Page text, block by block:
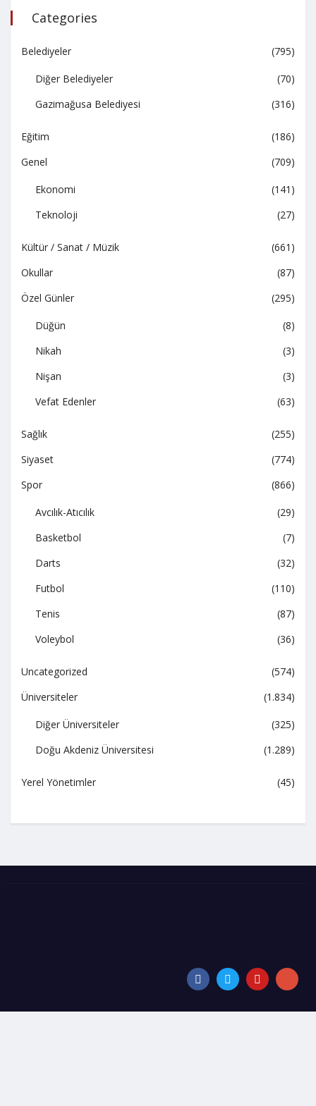
Categories
Belediyeler (795)
Diğer Belediyeler
(70)
Gazimağusa Belediyesi
(316)
Eğitim
(186)
Genel
(709)
Ekonomi
(141)
Teknoloji
(27)
Kültür / Sanat / Müzik
(661)
Okullar
(87)
Özel Günler
(295)
Düğün
(8)
Nikah
(3)
Nişan
(3)
Vefat Edenler
(63)
Sağlık
(255)
Siyaset
(774)
Spor
(866)
Avcılık-Atıcılık
(29)
Basketbol
(7)
Darts
(32)
Futbol
(110)
Tenis
(87)
Voleybol
(36)
Uncategorized
(574)
Üniversiteler
(1.834)
Diğer Üniversiteler
(325)
Doğu Akdeniz Üniversitesi
(1.289)
Yerel Yönetimler (45)